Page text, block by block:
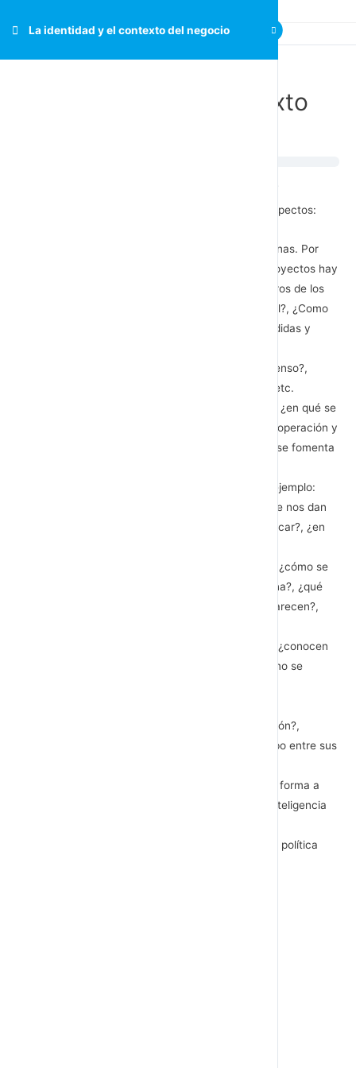
La identidad y el contexto del negocio
La identidad y el contexto
Las reflexiones podrían referirse a los siguientes aspectos:
El estado actual de las comunicaciones internas. Por
ejemplo: ¿de qué áreas se informa?, ¿qué proyectos hay
en marcha?, ¿Cuál es la evaluación y los logros de los
colaboradores?, ¿cuál es la política comercial?, ¿Como
están las ventas?, ¿Cuál es el estado de pérdidas y
El clima interno. Por ejemplo: ¿Cómo es?, ¿Tenso?,
¿Relajado?, ¿Colaborativo?, ¿Participativo?, etc.
Cultura actual de la organizació Por ejemplo: ¿en qué se
necesita cambiar?, ¿existe una cultura de cooperación y
servicio?, ¿qué pasa con la cultura digital?, ¿se fomenta
Alta Dirección y Comunicación Interna. Por ejemplo:
¿están dispuestos a implicarse o simplemente nos dan
vía verde para actuar?, ¿cómo se van a implicar?, ¿en
Comunicación interpersonal y lí Por ejemplo: ¿cómo se
implican los líderes en la comunicación interna?, ¿qué
liderazgo predomina?, ¿de qué habilidades carecen?,
Existe un proyecto compartido. Por ejemplo: ¿conocen
todos la misión y la visión empresarial?, ¿cómo se
emocional?, ¿cuál es su estilo de comunicación?,
¿consiguen objetivos?, ¿hay espíritu de equipo entre sus
La formación de los líderes. Por ejemplo: ¿se forma a
líderes y mandos en habilidades sociales e inteligencia
Política informativa. Por ejemplo: ¿existe una política